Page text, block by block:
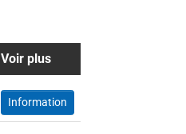
Voir plus
Information